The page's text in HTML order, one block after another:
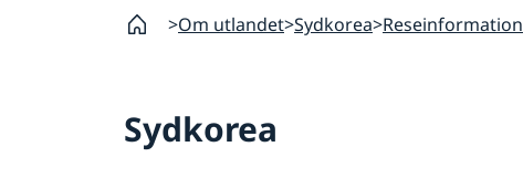
Om utlandet Sydkorea Reseinformation
Sydkorea